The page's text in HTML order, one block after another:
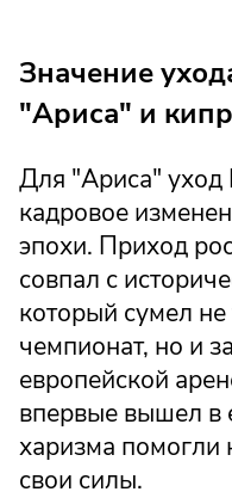
Значение
"Ариса" и
Для "Ариса" уход
кадровое
эпохи. Приход
совпал с
который сумел
чемпионат, но и
европейской
впервые вышел в
харизма помогли
свои силы.